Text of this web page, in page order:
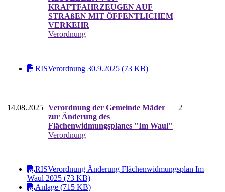
KRAFTFAHRZEUGEN AUF
STRAßEN MIT ÖFFENTLICHEM
VERKEHR
Verordnung
RISVerordnung 30.9.2025 (73 KB)
14.08.2025 Verordnung der Gemeinde Mäder
zur Änderung des
Flächenwidmungsplanes "Im Waul"
Verordnung
2
RISVerordnung Änderung Flächenwidmungsplan Im
Waul 2025 (73 KB)
Anlage (715 KB)